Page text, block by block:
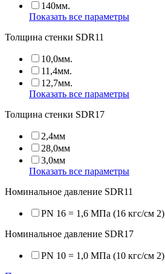
140мм.
Показать все параметры
Толщина стенки SDR11
10,0мм.
11,4мм.
12,7мм.
Показать все параметры
Толщина стенки SDR17
2,4мм
28,0мм
3,0мм
Показать все параметры
Номинальное давление SDR11
PN 16 = 1,6 МПа (16 кгс/см 2)
Номинальное давление SDR17
PN 10 = 1,0 МПа (10 кгс/см 2)